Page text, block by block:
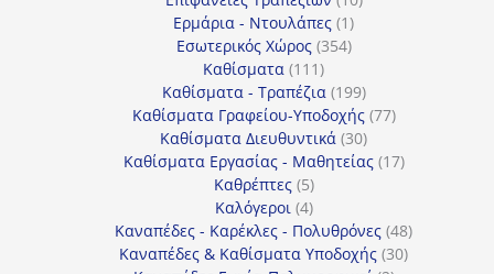
Ερμάρια - Ντουλάπες 11
προϊόν
Εσωτερικός Χώρος 354354
Καθίσματα 111111
προϊόντα
Καθίσματα - Τραπέζια 199199
προϊόντα
Καθίσματα Γραφείου-Υποδοχής 7777
Καθίσματα Διευθυντικά 3030
προϊόντα
Καθίσματα Εργασίας - Μαθητείας 1717
Καθρέπτες 55
προϊόντα
Καλόγεροι 44
προϊόντα
Καναπέδες - Καρέκλες - Πολυθρόνες 4848
προϊόντα
Καναπέδες & Καθίσματα Υποδοχής 3030